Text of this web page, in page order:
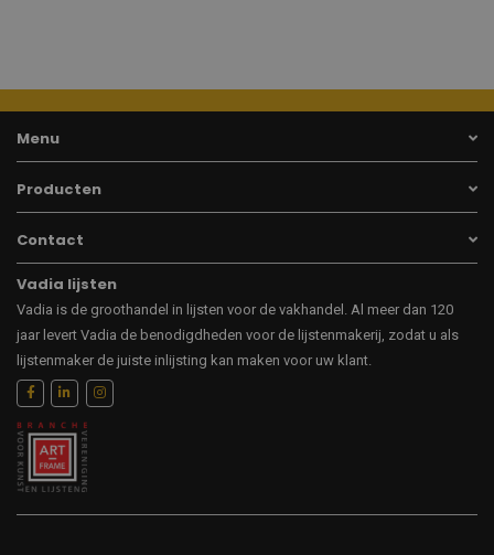
Menu
Producten
Contact
Vadia lijsten
Vadia is de groothandel in lijsten voor de vakhandel. Al meer dan 120
jaar levert Vadia de benodigdheden voor de lijstenmakerij, zodat u als
lijstenmaker de juiste inlijsting kan maken voor uw klant.